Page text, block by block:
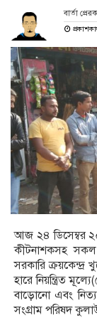
বার্তা
আজ ২৪ ডিসেম্বর
কীটনাশকসহ
সরকারি ক্রয়কেন্দ্র
হারে নিয়ন্ত্রিত
বাড়োনো এবং
সংগ্রাম পরিষদ